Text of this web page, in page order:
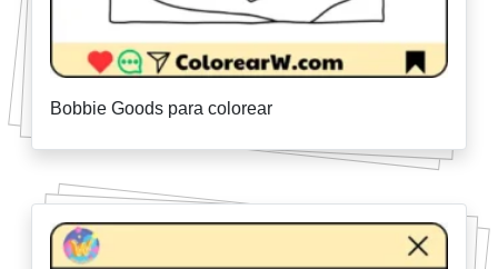
Bobbie Goods para colorear